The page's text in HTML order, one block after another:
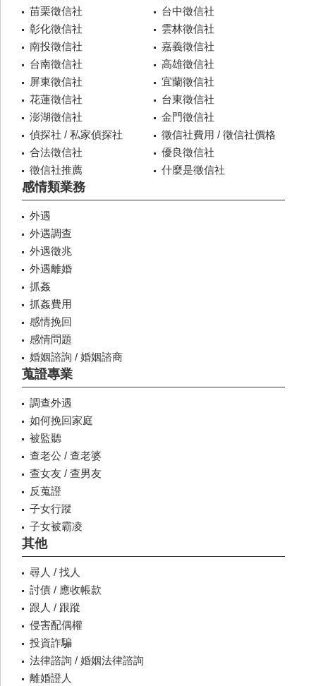
苗栗徵信社
台中徵信社
彰化徵信社
雲林徵信社
南投徵信社
嘉義徵信社
台南徵信社
高雄徵信社
屏東徵信社
宜蘭徵信社
花蓮徵信社
台東徵信社
澎湖徵信社
金門徵信社
偵探社 / 私家偵探社
徵信社費用 / 徵信社價格
合法徵信社
優良徵信社
徵信社推薦
什麼是徵信社
感情類業務
外遇
外遇調查
外遇徵兆
外遇離婚
抓姦
抓姦費用
感情挽回
感情問題
婚姻諮詢 / 婚姻諮商
蒐證專業
調查外遇
如何挽回家庭
被監聽
查老公 / 查老婆
查女友 / 查男友
反蒐證
子女行蹤
子女被霸凌
其他
尋人 / 找人
討債 / 應收帳款
跟人 / 跟蹤
侵害配偶權
投資詐騙
法律諮詢 / 婚姻法律諮詢
離婚證人